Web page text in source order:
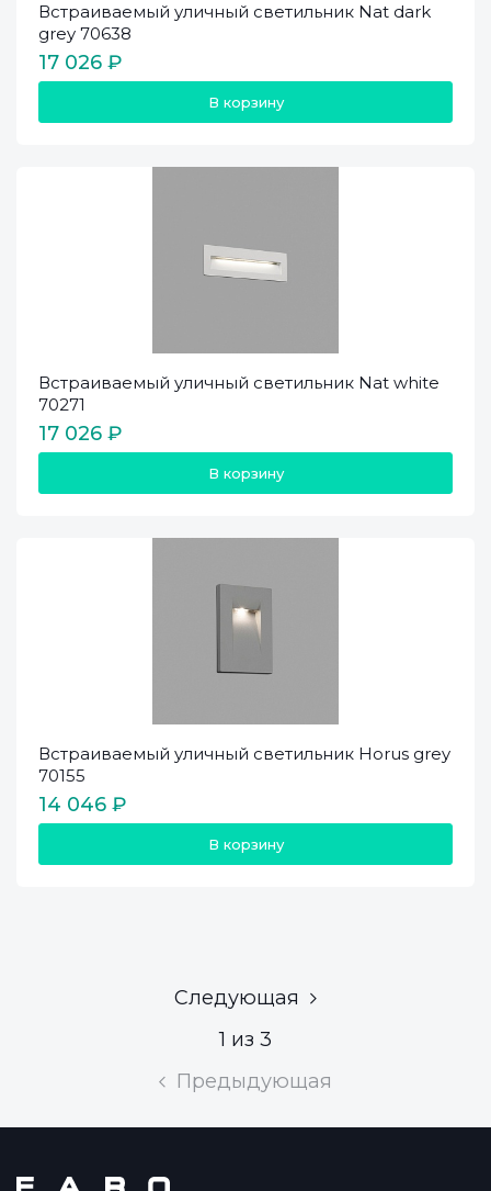
Встраиваемый уличный светильник Nat dark
grey 70638
17 026 ₽
В корзину
Встраиваемый уличный светильник Nat white
70271
17 026 ₽
В корзину
Встраиваемый уличный светильник Horus grey
70155
14 046 ₽
В корзину
Предыдующая
1 из 3
Следующая